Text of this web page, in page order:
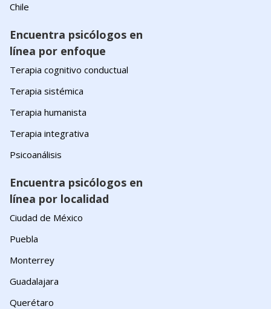
Chile
Encuentra psicólogos en
línea por enfoque
Terapia cognitivo conductual
Terapia sistémica
Terapia humanista
Terapia integrativa
Psicoanálisis
Encuentra psicólogos en
línea por localidad
Ciudad de México
Puebla
Monterrey
Guadalajara
Querétaro